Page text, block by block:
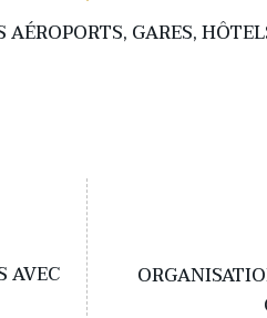
AÉROPORTS, GARES,
AVEC